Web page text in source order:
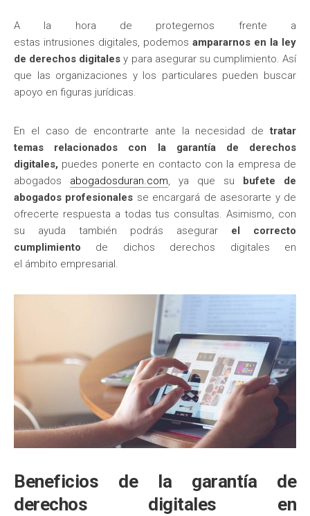
A la hora de protegernos frente a
estas intrusiones digitales, podemos ampararnos en la ley
de derechos digitalesy para asegurar su cumplimiento. Así
que las organizaciones y los particulares pueden buscar
apoyo en figuras jurídicas.
En el caso de encontrarte ante la necesidad de tratar
temas relacionados con la garantía de derechos
digitales, puedes ponerte en contacto con la empresa de
abogados abogadosduran.com, ya que su bufete de
abogados profesionales se encargará de asesorarte y de
ofrecerte respuesta a todas tus consultas. Asimismo, con
su ayuda también podrás asegurar el correcto
cumplimiento de dichos derechos digitales en
el ámbito empresarial.
Beneficios de la garantía de
derechos digitales en